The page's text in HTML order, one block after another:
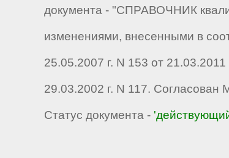
документа - "СПРАВОЧНИК
изменениями, внесенными в
25.05.2007 г. N 153 от
29.03.2002 г. N 117. Согласован
Статус документа -